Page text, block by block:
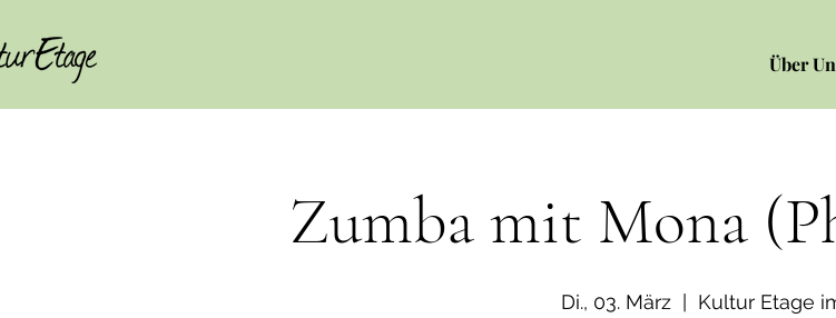
Über
Zumba mit Mona
Di., 03. März
  |
Kultur Etage